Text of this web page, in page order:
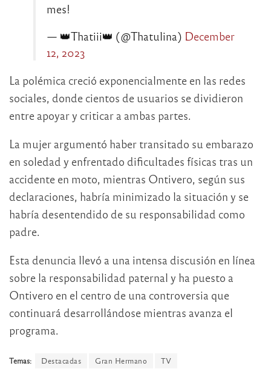
mes!
— 👑Thatiii👑 (@Thatulina) December
12, 2023
La polémica creció exponencialmente en las redes
sociales, donde cientos de usuarios se dividieron
entre apoyar y criticar a ambas partes.
La mujer argumentó haber transitado su embarazo
en soledad y enfrentado dificultades físicas tras un
accidente en moto, mientras Ontivero, según sus
declaraciones, habría minimizado la situación y se
habría desentendido de su responsabilidad como
padre.
Esta denuncia llevó a una intensa discusión en línea
sobre la responsabilidad paternal y ha puesto a
Ontivero en el centro de una controversia que
continuará desarrollándose mientras avanza el
programa.
Temas: Destacadas Gran Hermano TV